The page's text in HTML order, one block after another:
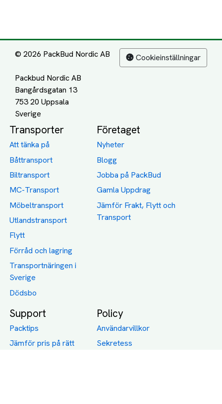
© 2026 PackBud Nordic AB
Packbud Nordic AB
Bangårdsgatan 13
753 20 Uppsala
Cookieinställningar
Transporter
Att tänka på
Båttransport
Biltransport
MC-Transport
Möbeltransport
Utlandstransport
Flytt
Förråd och lagring
Transportnäringen i
Sverige
Dödsbo
Företaget
Nyheter
Blogg
Jobba på PackBud
Gamla Uppdrag
Jämför Frakt, Flytt och
Transport
Support
Packtips
Jämför pris på rätt
Policy
Användarvillkor
Sekretess